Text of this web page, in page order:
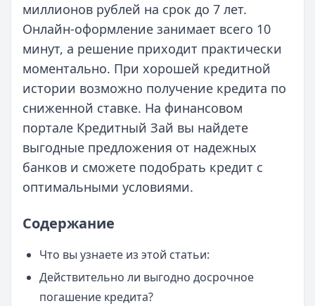
миллионов рублей на срок до 7 лет.
Онлайн-оформление занимает всего 10
минут, а решение приходит практически
моментально. При хорошей кредитной
истории возможно получение кредита по
сниженной ставке. На финансовом
портале Кредитный Зай вы найдете
выгодные предложения от надежных
банков и сможете подобрать кредит с
оптимальными условиями.
Содержание
Что вы узнаете из этой статьи:
Действительно ли выгодно досрочное
погашение кредита?